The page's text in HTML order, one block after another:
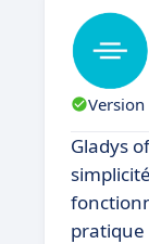
Gladys